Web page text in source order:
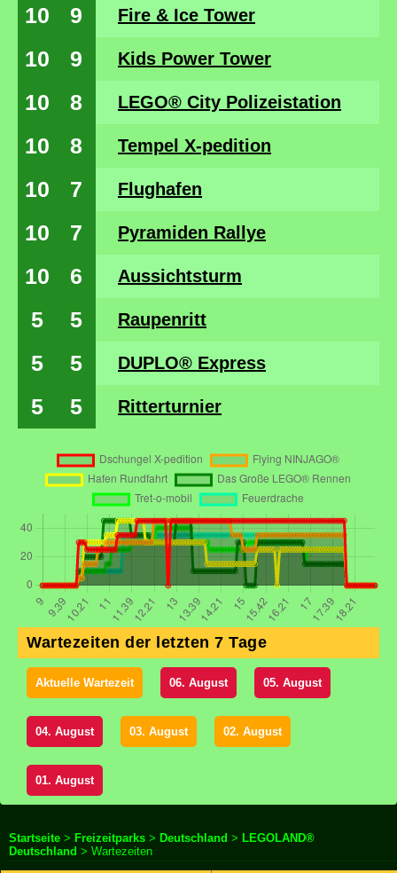
10 9 Fire & Ice Tower
10 9 Kids Power Tower
10 8 LEGO® City Polizeistation
10 8 Tempel X-pedition
10 7 Flughafen
10 7 Pyramiden Rallye
10 6 Aussichtsturm
5 5 Raupenritt
5 5 DUPLO® Express
5 5 Ritterturnier
Wartezeiten der letzten 7 Tage
Aktuelle Wartezeit 06. August 05. August
04. August 03. August 02. August
01. August
Startseite > Freizeitparks > Deutschland > LEGOLAND®
Deutschland > Wartezeiten